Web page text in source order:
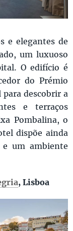
e elegantes de
um luxuoso
O edifício é
do Prémio
descobrir a
e terraços
Pombalina, o
dispõe ainda
um ambiente
, Lisboa